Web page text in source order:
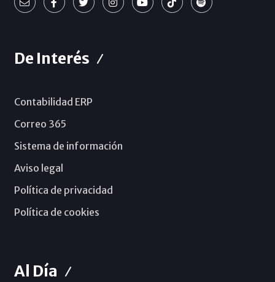
De Interés
Contabilidad ERP
Correo 365
Sistema de información
Aviso legal
Política de privacidad
Política de cookies
Al Día